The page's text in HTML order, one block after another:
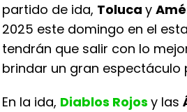
partido de ida, Toluca y
2025 este domingo en el
tendrán que salir con lo
brindar un gran espectáculo
En la ida, Diablos Rojos y las